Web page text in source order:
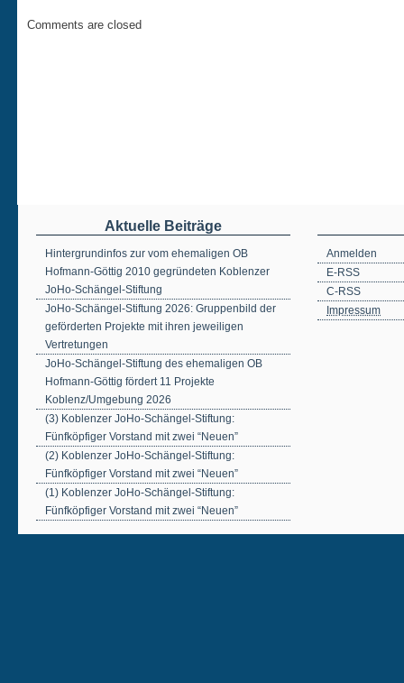
Comments are closed
Aktuelle Beiträge
Hintergrundinfos zur vom ehemaligen OB
Hofmann-Göttig 2010 gegründeten Koblenzer
JoHo-Schängel-Stiftung
JoHo-Schängel-Stiftung 2026: Gruppenbild der
geförderten Projekte mit ihren jeweiligen
Vertretungen
JoHo-Schängel-Stiftung des ehemaligen OB
Hofmann-Göttig fördert 11 Projekte
Koblenz/Umgebung 2026
(3) Koblenzer JoHo-Schängel-Stiftung:
Fünfköpfiger Vorstand mit zwei “Neuen”
(2) Koblenzer JoHo-Schängel-Stiftung:
Fünfköpfiger Vorstand mit zwei “Neuen”
(1) Koblenzer JoHo-Schängel-Stiftung:
Fünfköpfiger Vorstand mit zwei “Neuen”
Anmelden
E-RSS
C-RSS
Impressum